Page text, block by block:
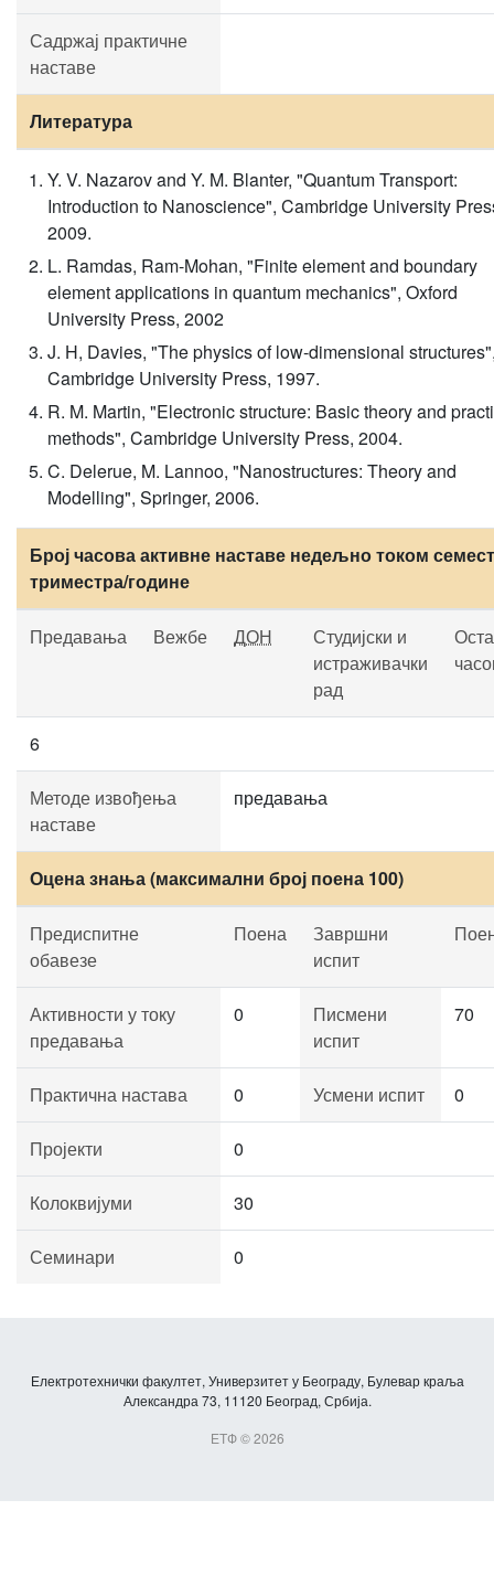
Садржај практичне
наставе
Литература
Y. V. Nazarov and Y. M. Blanter, "Quantum Transport:
Introduction to Nanoscience", Cambridge University
2009.
L. Ramdas, Ram-Mohan, "Finite element and boundary
element applications in quantum mechanics", Oxford
University Press, 2002
J. H, Davies, "The physics of low-dimensional
Cambridge University Press, 1997.
R. M. Martin, "Electronic structure: Basic theory and
methods", Cambridge University Press, 2004.
C. Delerue, M. Lannoo, "Nanostructures: Theory and
Modelling", Springer, 2006.
Број часова активне наставе недељно током
триместра/године
Предавања Вежбе ДОН
Студијски и
истраживачки
рад
6
Методе извођења
наставе
предавања
Оцена знања (максимални број поена 100)
Предиспитне
обавезе
Поена
Завршни
испит
Активности у току
предавања
0
Писмени
испит
70
Практична настава 0 Усмени испит 0
Пројекти 0
Колоквијуми 30
Семинари 0
Електротехнички факултет, Универзитет у Београду, Булевар краља
Александра 73, 11120 Београд, Србија.
ЕТФ © 2026